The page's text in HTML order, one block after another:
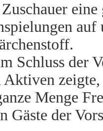
Schluss der
Menge
Gäste der